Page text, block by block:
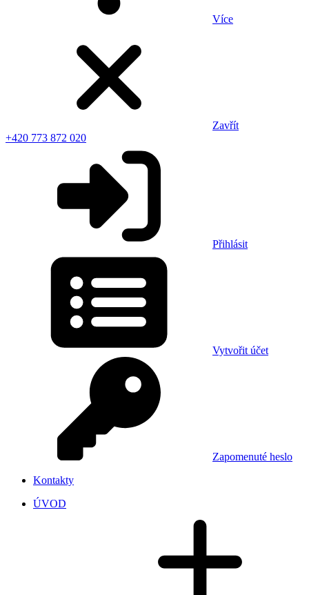
Více
Zavřít
+420 773 872 020
Přihlásit
Vytvořit účet
Zapomenuté heslo
Kontakty
ÚVOD